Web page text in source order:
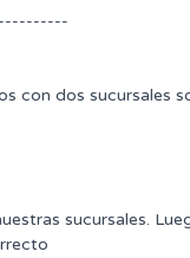
con dos sucursales
sucursales.